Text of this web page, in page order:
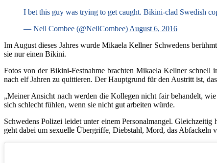
I bet this guy was trying to get caught. Bikini-clad Swedish
— Neil Combee (@NeilCombee) August 6, 2016
Im August dieses Jahres wurde Mikaela Kellner Schwedens
sie nur einen Bikini.
Fotos von der Bikini-Festnahme brachten Mikaela Kellner schnell
nach elf Jahren zu quittieren. Der Hauptgrund für den Austritt ist,
„Meiner Ansicht nach werden die Kollegen nicht fair behandelt,
sich schlecht fühlen, wenn sie nicht gut arbeiten würde.
Schwedens Polizei leidet unter einem Personalmangel.
geht dabei um sexuelle Übergriffe, Diebstahl, Mord, das Abfackeln